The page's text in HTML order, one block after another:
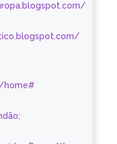
home#